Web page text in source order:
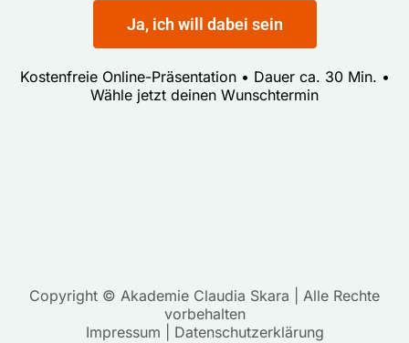
Ja, ich will dabei sein
Kostenfreie Online-Präsentation • Dauer ca. 30 Min. •
Wähle jetzt deinen Wunschtermin
Copyright © Akademie Claudia Skara | Alle Rechte
vorbehalten
Impressum
Datenschutzerklärung